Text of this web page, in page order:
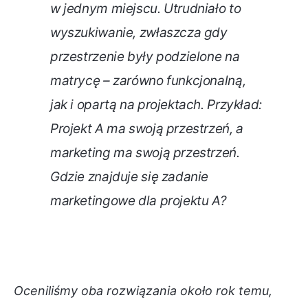
w jednym miejscu. Utrudniało to
wyszukiwanie, zwłaszcza gdy
przestrzenie były podzielone na
matrycę – zarówno funkcjonalną,
jak i opartą na projektach. Przykład:
Projekt A ma swoją przestrzeń, a
marketing ma swoją przestrzeń.
Gdzie znajduje się zadanie
marketingowe dla projektu A?
Oceniliśmy oba rozwiązania około rok temu,